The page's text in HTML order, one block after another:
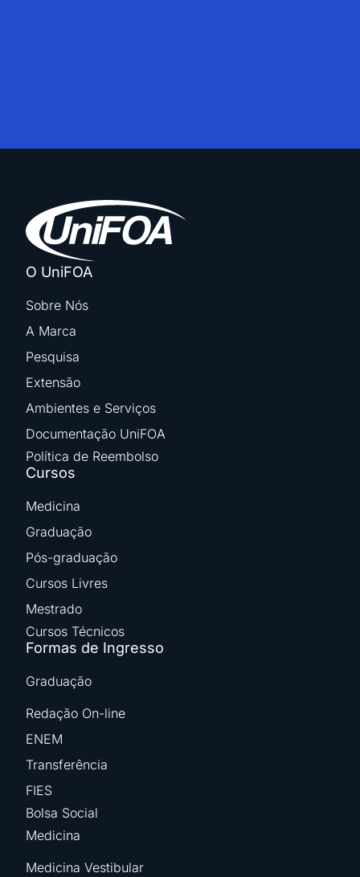
O UniFOA
Sobre Nós
A Marca
Pesquisa
Extensão
Ambientes e Serviços
Documentação UniFOA
Política de Reembolso
Cursos
Medicina
Graduação
Pós-graduação
Cursos Livres
Mestrado
Cursos Técnicos
Formas de Ingresso
Graduação
Redação On-line
ENEM
Transferência
FIES
Bolsa Social
Medicina
Medicina Vestibular